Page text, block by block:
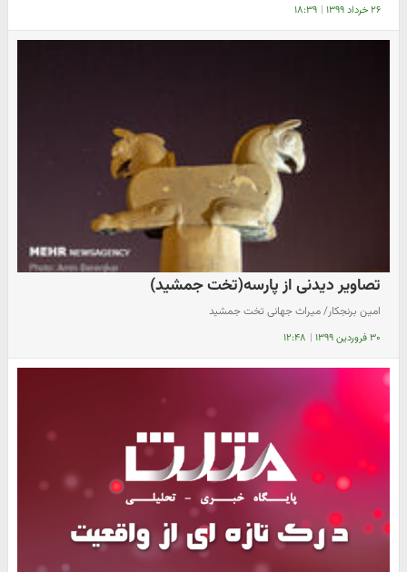
۲۶ خرداد ۱۳۹۹ | ۱۸:۳۹
تصاویر دیدنی از پارسه(تخت جمشید)
امین برنجکار/ میراث جهانی تخت جمشید
۳۰ فروردین ۱۳۹۹ | ۱۲:۴۸